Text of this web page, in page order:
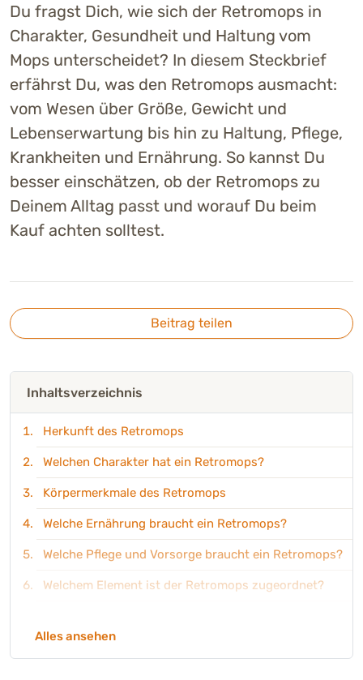
Du fragst Dich, wie sich der Retromops in
Charakter, Gesundheit und Haltung vom
Mops unterscheidet? In diesem Steckbrief
erfährst Du, was den Retromops ausmacht:
vom Wesen über Größe, Gewicht und
Lebenserwartung bis hin zu Haltung, Pflege,
Krankheiten und Ernährung. So kannst Du
besser einschätzen, ob der Retromops zu
Deinem Alltag passt und worauf Du beim
Kauf achten solltest.
Beitrag teilen
Inhaltsverzeichnis
Herkunft des Retromops
Welchen Charakter hat ein Retromops?
Körpermerkmale des Retromops
Welche Ernährung braucht ein Retromops?
Welche Pflege und Vorsorge braucht ein Retromops?
Welchem Element ist der Retromops zugeordnet?
Alles ansehen